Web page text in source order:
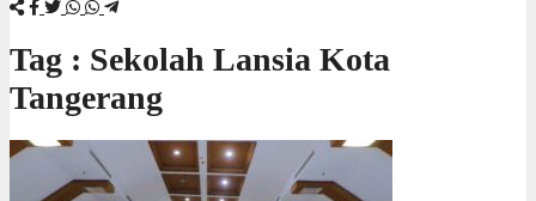
Tag : Sekolah Lansia Kota
Tangerang